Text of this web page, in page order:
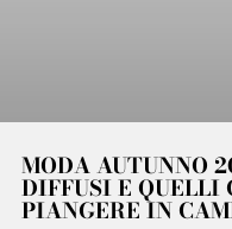
MODA AUTUNNO
DIFFUSI E QUELLI
PIANGERE IN